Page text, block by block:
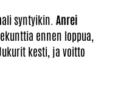
syntyikin. Anrei
ennen loppua,
kesti, ja voitto